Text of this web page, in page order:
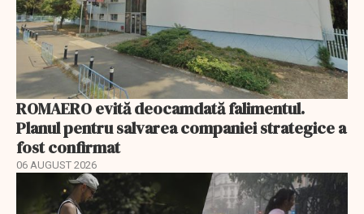
ROMAERO evită deocamdată falimentul.
Planul pentru salvarea companiei strategice a
fost confirmat
06 AUGUST 2026